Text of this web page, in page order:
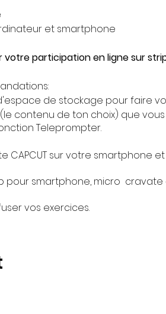
et smartphone
participation en ligne sur
de stockage pour faire
contenu de ton choix) que
Teleprompter.
sur votre smartphone
pour smartphone, micro cravate
vos exercices.